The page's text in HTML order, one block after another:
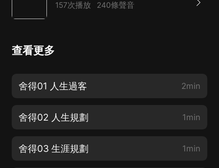
157次播放 240條聲音
查看更多
舍得01 人生過客 2min
舍得02 人生規劃 1min
舍得03 生涯規劃 1min